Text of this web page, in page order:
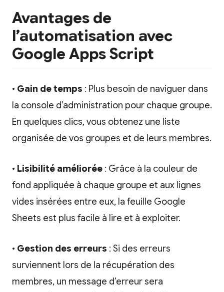
Avantages de
l’automatisation avec
Google Apps Script
• Gain de temps : Plus besoin de naviguer dans
la console d’administration pour chaque groupe.
En quelques clics, vous obtenez une liste
organisée de vos groupes et de leurs membres.
• Lisibilité améliorée : Grâce à la couleur de
fond appliquée à chaque groupe et aux lignes
vides insérées entre eux, la feuille Google
Sheets est plus facile à lire et à exploiter.
• Gestion des erreurs : Si des erreurs
surviennent lors de la récupération des
membres, un message d’erreur sera